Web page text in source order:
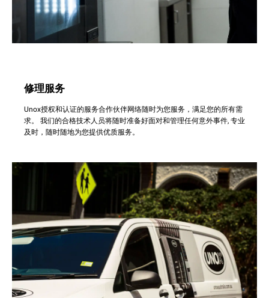
修理服务
Unox授权和认证的服务合作伙伴网络随时为您服务，满足您的所有需
求。 我们的合格技术人员将随时准备好面对和管理任何意外事件, 专业
及时，随时随地为您提供优质服务。